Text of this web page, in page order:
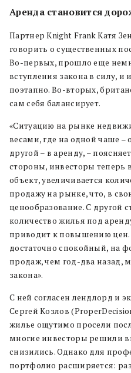
Аренда становится
Партнер Knight Frank Катя
говорить о существенных
Во-первых, прошло еще
вступления закона в силу,
поэтапно. Во-вторых,
сам себя балансирует.
«Ситуацию на рынке
весами, где на одной чаше –
другой – в аренду, –
стороны, инвесторы теперь
объект, увеличивается
продажу на рынке, что, в
ценообразование. С другой
количество жилья под
приводит к повышению
достаточно спокойный, на
продаж, чем год-два назад,
закона».
С ней согласенлендлорд и
Сергей Козлов
жилье ощутимо просели
многие инвесторы решили
снизились. Однако для
портфолио расширяется: